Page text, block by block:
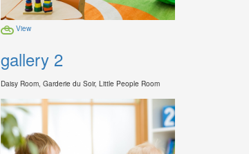
View
gallery 2
Daisy Room, Garderie du Soir, Little People Room